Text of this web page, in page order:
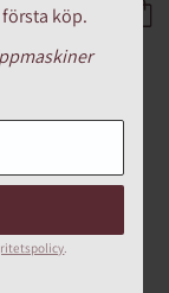
Lägg
köp.
.